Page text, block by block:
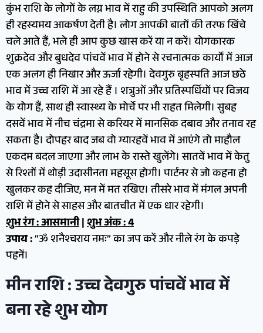
कुंभ राशि के लोगों के लग्न भाव में राहु की उपस्थिति आपको अलग
ही रहस्यमय आकर्षण देती है। लोग आपकी बातों की तरफ खिंचे
चले आते हैं, भले ही आप कुछ खास करें या न करें। योगकारक
शुक्रदेव और बुधदेव पांचवें भाव में होने से रचनात्मक कार्यों में आज
एक अलग ही निखार और ऊर्जा रहेगी। देवगुरु बृहस्पति आज छठे
भाव में उच्च राशि में आ रहे हैं । शत्रुओं और प्रतिस्पर्धियों पर विजय
के योग हैं, साथ ही स्वास्थ्य के मोर्चे पर भी राहत मिलेगी। सुबह
दसवें भाव में नीच चंद्रमा से करियर में मानसिक दबाव और तनाव रह
सकता है। दोपहर बाद जब वो ग्यारहवें भाव में आएंगे तो माहौल
एकदम बदल जाएगा और लाभ के रास्ते खुलेंगे। सातवें भाव में केतु
से रिश्तों में थोड़ी उदासीनता महसूस होगी। पार्टनर से जो कहना हो
खुलकर कह दीजिए, मन में मत रखिए। तीसरे भाव में मंगल अपनी
राशि में होने से साहस और बातचीत में एक धार रहेगी।
शुभ रंग : आसमानी|शुभ अंक : 4
उपाय :“ॐ शनैश्चराय नमः” का जप करें और नीले रंग के कपड़े
पहनें।
मीन राशि : उच्च देवगुरु पांचवें भाव में
बना रहे शुभ योग